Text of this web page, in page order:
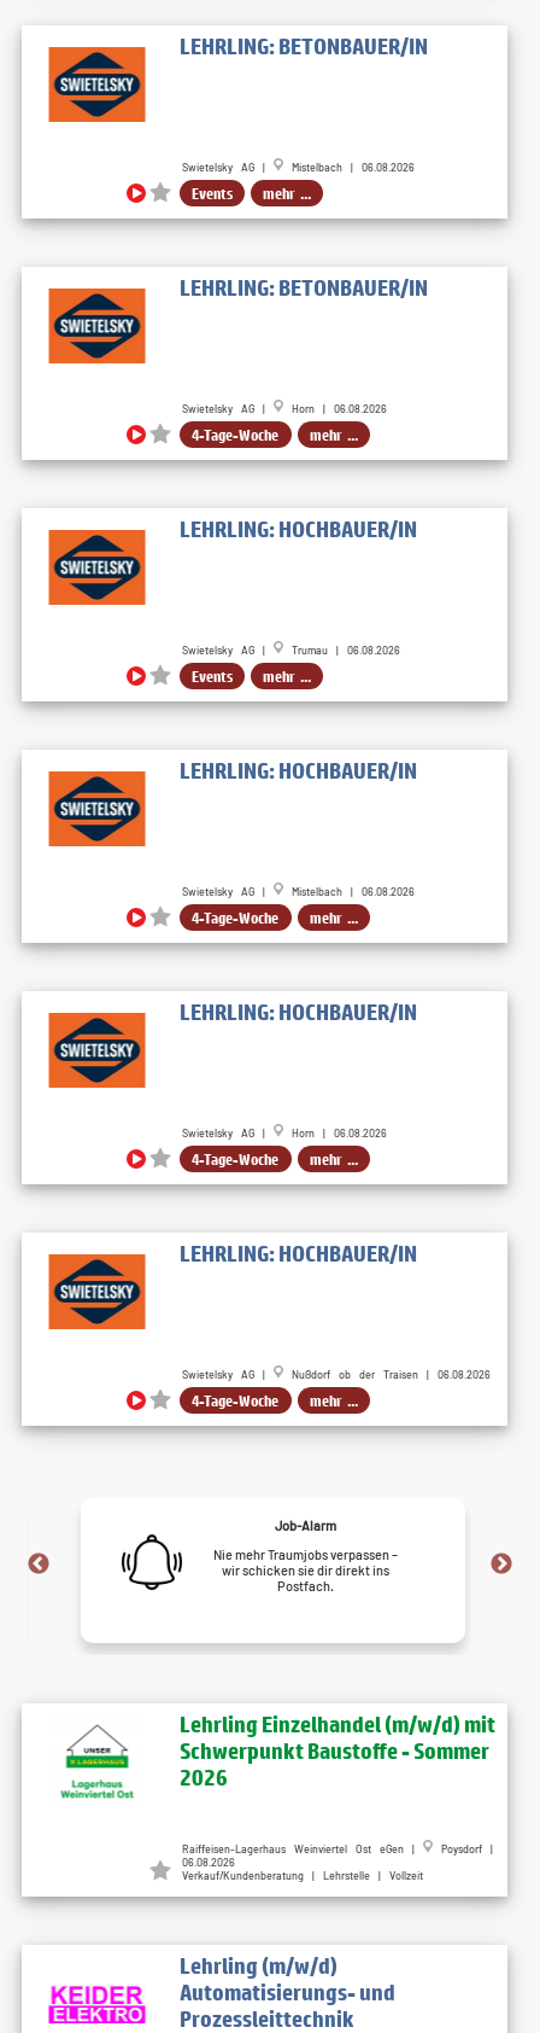
LEHRLING: BETONBAUER/IN
Swietelsky AG | Mistelbach | 06.08.2026
Events mehr ...
LEHRLING: BETONBAUER/IN
Swietelsky AG | Horn | 06.08.2026
4-Tage-Woche mehr ...
LEHRLING: HOCHBAUER/IN
Swietelsky AG | Trumau | 06.08.2026
Events mehr ...
LEHRLING: HOCHBAUER/IN
Swietelsky AG | Mistelbach | 06.08.2026
4-Tage-Woche mehr ...
LEHRLING: HOCHBAUER/IN
Swietelsky AG | Horn | 06.08.2026
4-Tage-Woche mehr ...
LEHRLING: HOCHBAUER/IN
Swietelsky AG | Nußdorf ob der Traisen | 06.08.2026
4-Tage-Woche mehr ...
Job-Alarm
Nie mehr Traumjobs verpassen –
wir schicken sie dir direkt ins
Postfach.
Lehrling Einzelhandel (m/w/d) mit
Schwerpunkt Baustoffe - Sommer
2026
Raiffeisen-Lagerhaus Weinviertel Ost eGen |
Poysdorf |
06.08.2026
Verkauf/Kundenberatung | Lehrstelle | Vollzeit
Lehrling (m/w/d)
Automatisierungs- und
Prozessleittechnik